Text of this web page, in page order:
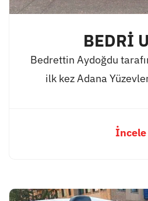
BEDRİ
Bedrettin Aydoğdu
ilk kez Adana
İncele